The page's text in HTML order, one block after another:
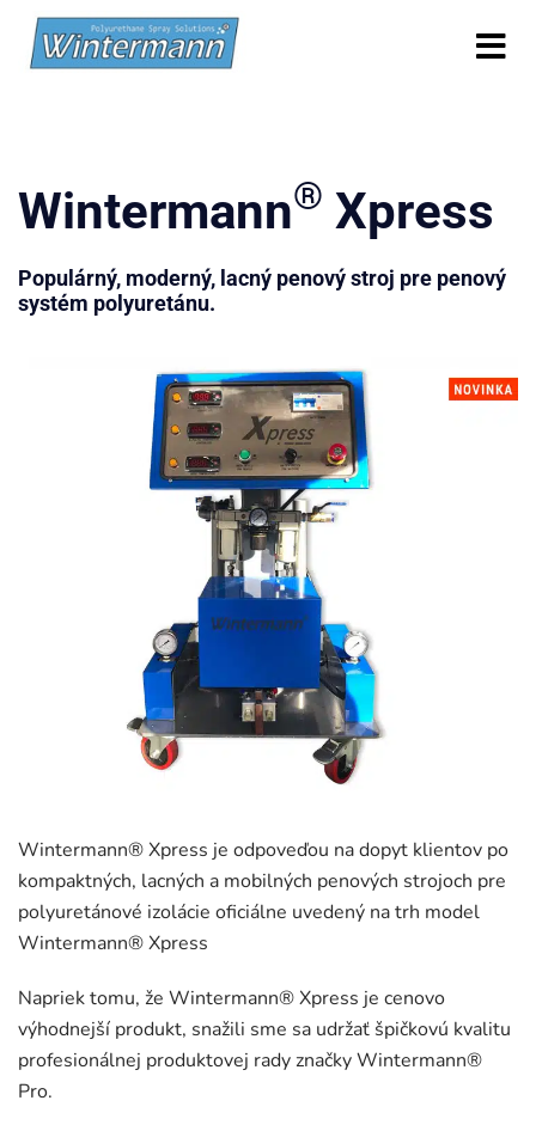
Wintermann® Xpress
Populárný, moderný, lacný penový stroj pre penový
systém polyuretánu.
Wintermann® Xpress je odpoveďou na dopyt klientov po
kompaktných, lacných a mobilných penových strojoch pre
polyuretánové izolácie oficiálne uvedený na trh model
Wintermann® Xpress
Napriek tomu, že Wintermann® Xpress je cenovo
výhodnejší produkt, snažili sme sa udržať špičkovú kvalitu
profesionálnej produktovej rady značky Wintermann®
Pro.